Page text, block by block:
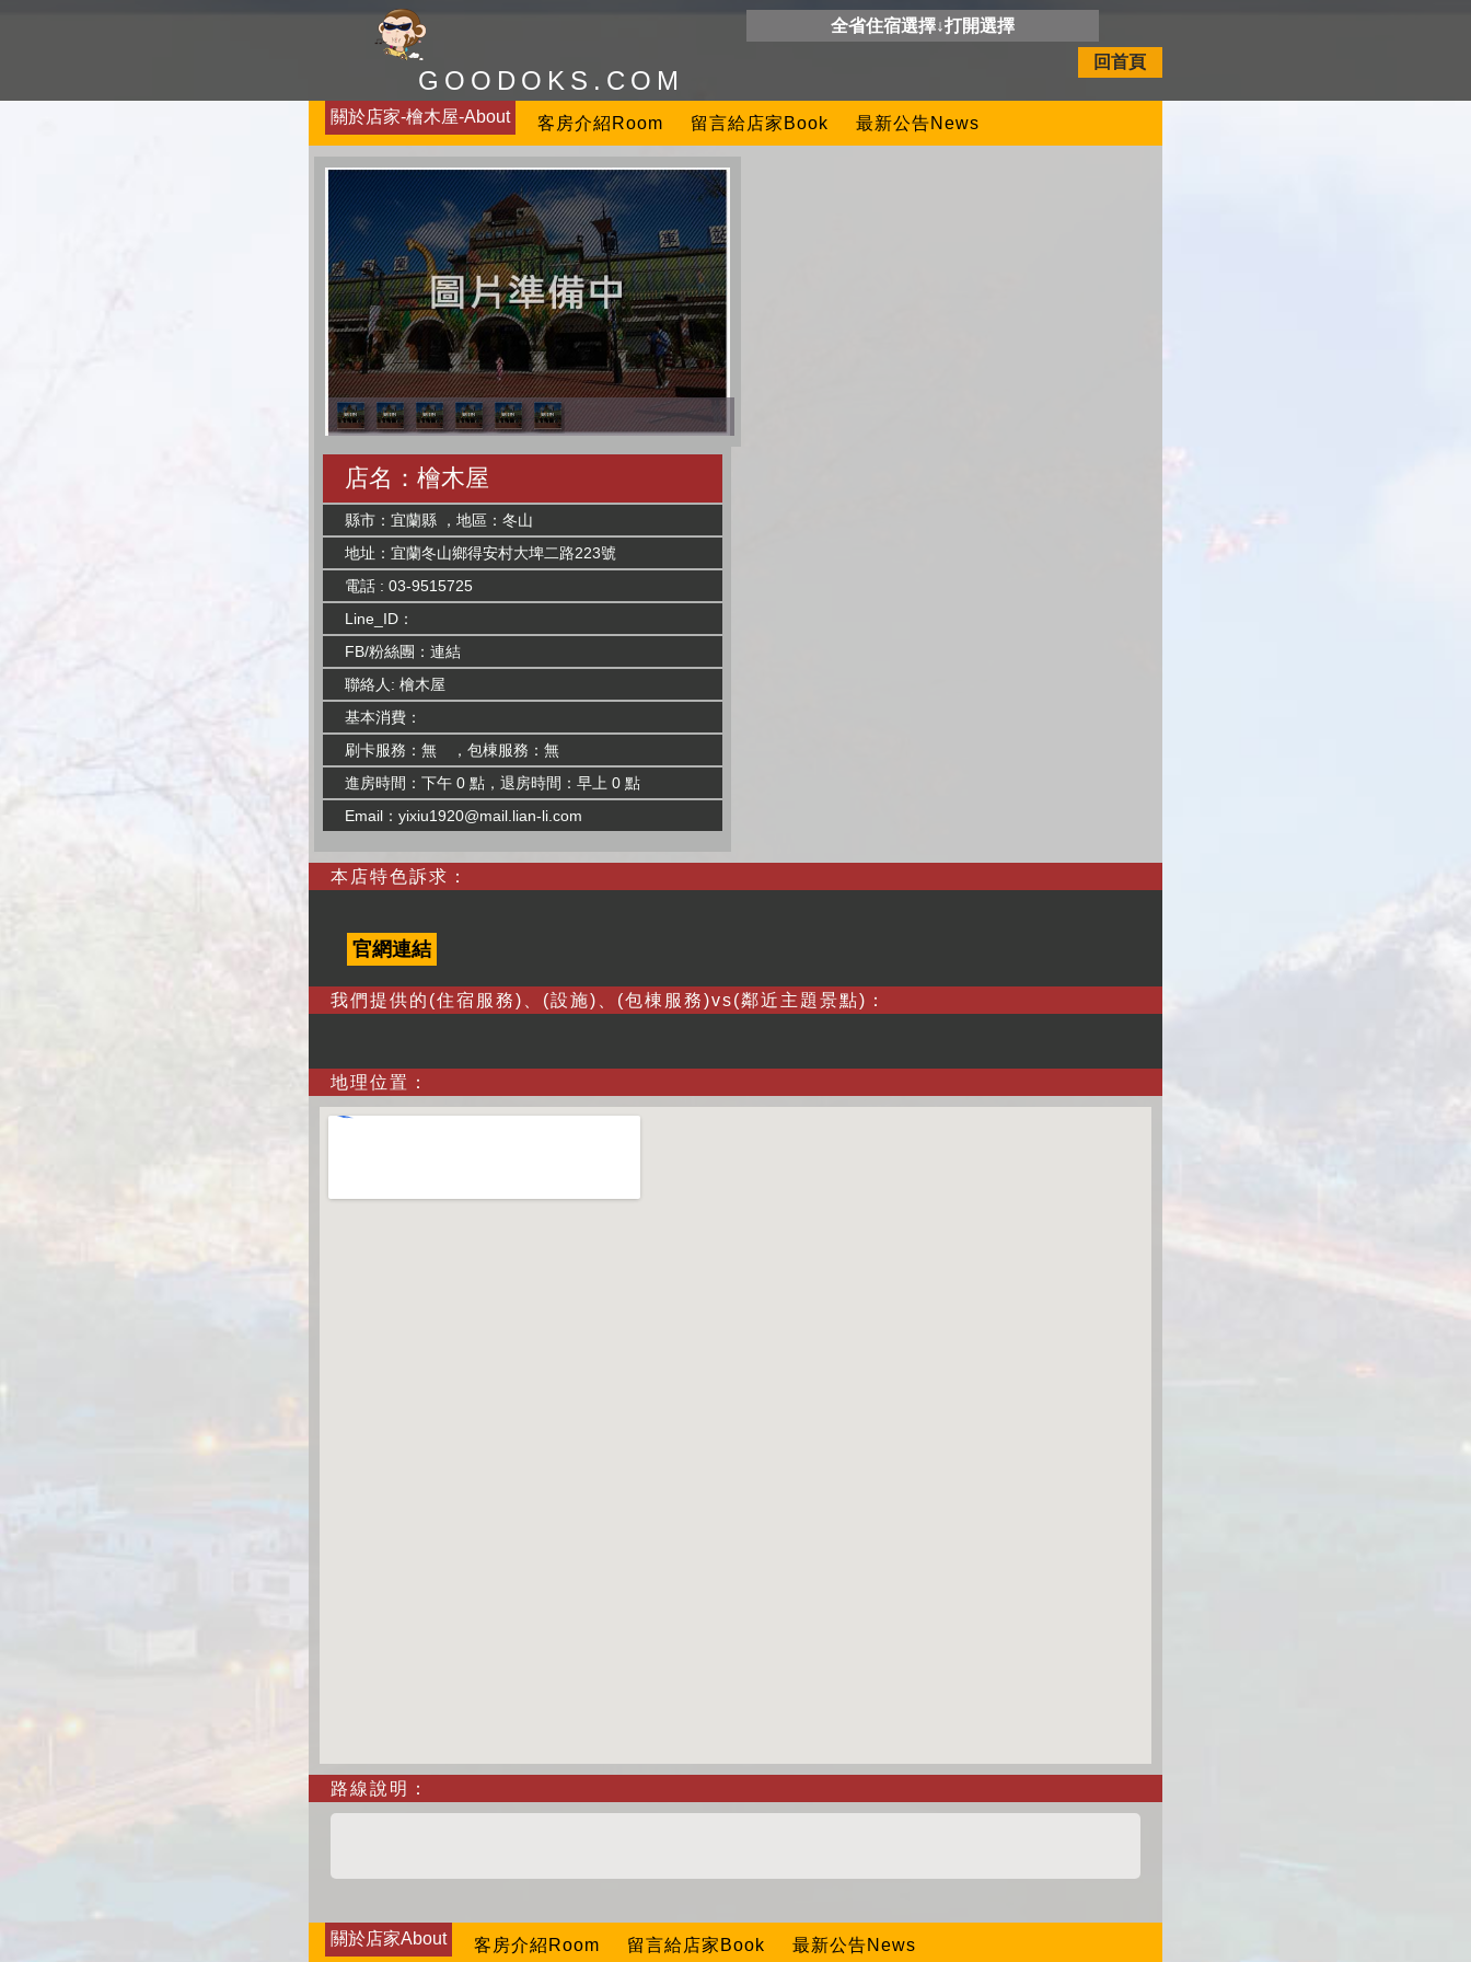
GOODOKS.COM
全省住宿選擇↓打開選擇
回首頁
關於店家-檜木屋-About 客房介紹Room 留言給店家Book 最新公告News
店名：檜木屋
縣市：宜蘭縣 ，地區：冬山
地址：宜蘭冬山鄉得安村大埤二路223號
電話 : 03-9515725
Line_ID：
FB/粉絲團：連結
聯絡人: 檜木屋
基本消費：
刷卡服務：無 ，包棟服務：無
進房時間：下午 0 點，退房時間：早上 0 點
Email：yixiu1920@mail.lian-li.com
本店特色訴求：
官網連結
我們提供的(住宿服務)、(設施)、(包棟服務)vs(鄰近主題景點)：
地理位置：
路線說明：
關於店家About 客房介紹Room 留言給店家Book 最新公告News